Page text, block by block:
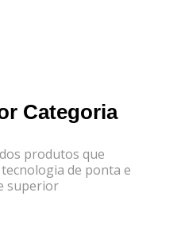
Categoria
produtos que
de ponta e
superior